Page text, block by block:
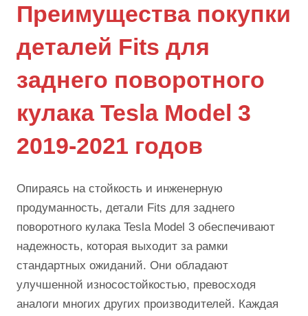
Преимущества покупки
деталей Fits для
заднего поворотного
кулака Tesla Model 3
2019-2021 годов
Опираясь на стойкость и инженерную
продуманность, детали Fits для заднего
поворотного кулака Tesla Model 3 обеспечивают
надежность, которая выходит за рамки
стандартных ожиданий. Они обладают
улучшенной износостойкостью, превосходя
аналоги многих других производителей. Каждая